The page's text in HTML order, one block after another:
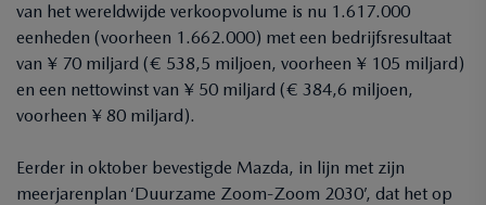
van het wereldwijde verkoopvolume is nu 1.617.000
eenheden (voorheen 1.662.000) met een bedrijfsresultaat
van ¥ 70 miljard (€ 538,5 miljoen, voorheen ¥ 105 miljard)
en een nettowinst van ¥ 50 miljard (€ 384,6 miljoen,
voorheen ¥ 80 miljard).
Eerder in oktober bevestigde Mazda, in lijn met zijn
meerjarenplan ‘Duurzame Zoom-Zoom 2030’, dat het op